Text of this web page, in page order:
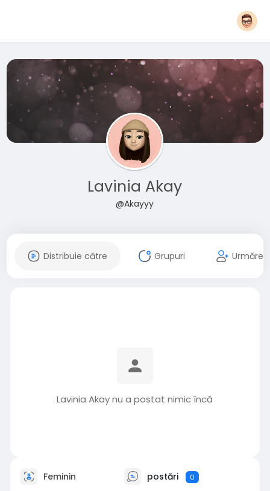
Lavinia Akay
@Akayyy
Distribuie către Grupuri
Lavinia Akay nu a postat nimic încă
Feminin postări 0